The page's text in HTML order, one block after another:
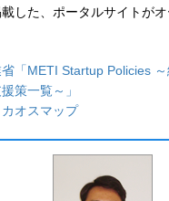
した、ポータルサイトが
「METI Startup Policies
策一覧～」
カオスマップ